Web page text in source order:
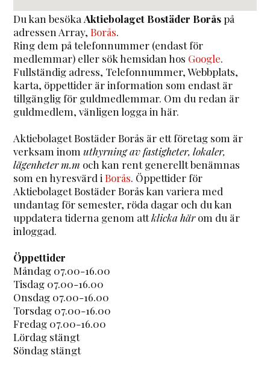
Du kan besökaAktiebolaget Bostäder Boråspå
adressen Array,Borås.
Ring dem på telefonnummer (endast för
medlemmar) eller sök hemsidan hos Google.
Fullständig adress, Telefonnummer, Webbplats,
karta, öppettider är information som endast är
tillgänglig för guldmedlemmar. Om du redan är
guldmedlem, vänligen logga in här.
Aktiebolaget Bostäder Borås är ett företag som är
verksam inomuthyrning av fastigheter, lokaler,
lägenheter m.m och kan rent generellt benämnas
som en hyresvärd iBorås. Öppettider för
Aktiebolaget Bostäder Borås kan variera med
undantag för semester, röda dagar och du kan
uppdatera tiderna genom attklicka härom du är
inloggad.
Öppettider
Måndag 07.00-16.00
Tisdag 07.00-16.00
Onsdag 07.00-16.00
Torsdag 07.00-16.00
Fredag 07.00-16.00
Lördag stängt
Söndag stängt